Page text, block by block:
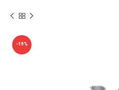
-19%